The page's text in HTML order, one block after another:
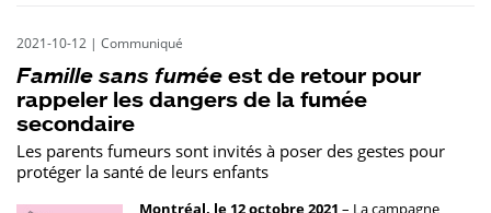
2021-10-12 | Communiqué
Famille sans fumée est de retour pour
rappeler les dangers de la fumée
secondaire
Les parents fumeurs sont invités à poser des gestes pour
protéger la santé de leurs enfants
Montréal, le 12 octobre 2021 – La campagne